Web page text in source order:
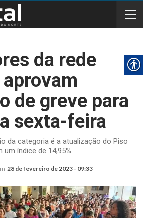
da rede
de greve para
sexta-feira
da categoria é a atualização do Piso
um índice de 14,95%.
28 de fevereiro de 2023 - 09:33